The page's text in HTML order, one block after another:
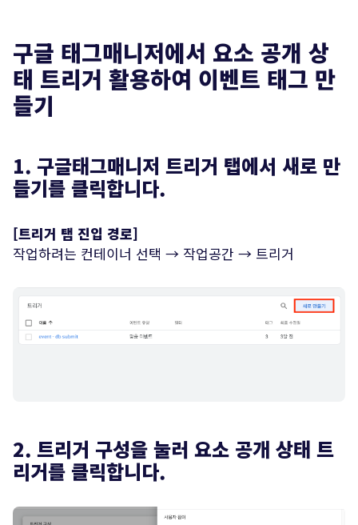
구글 태그매니저에서 요소 공개 상
태 트리거 활용하여 이벤트 태그 만
들기
1. 구글태그매니저 트리거 탭에서 새로 만
들기를 클릭합니다.
[트리거 탭 진입 경로]
작업하려는 컨테이너 선택 → 작업공간 → 트리거
2. 트리거 구성을 눌러 요소 공개 상태 트
리거를 클릭합니다.